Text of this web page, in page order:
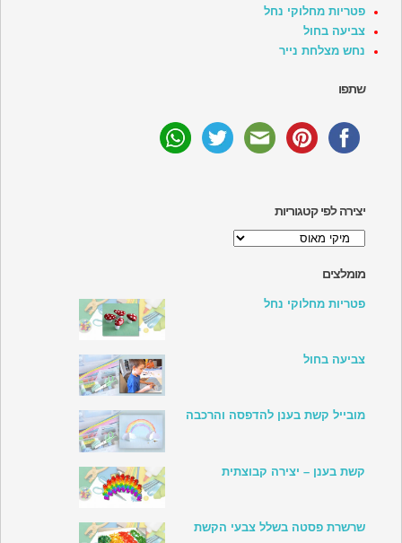
פטריות מחלוקי נחל
צביעה בחול
נחש מצלחת נייר
שתפו
יצירה לפי קטגוריות
יצירה
קטגוריות
מומלצים
פטריות מחלוקי נחל
צביעה בחול
מובייל קשת בענן להדפסה והרכבה
קשת בענן – יצירה קבוצתית
שרשרת פסטה בשלל צבעי הקשת